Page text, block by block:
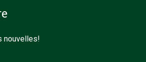
nouvelles!